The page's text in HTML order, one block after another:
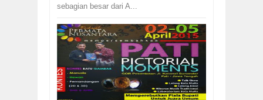
sebagian besar dari A...